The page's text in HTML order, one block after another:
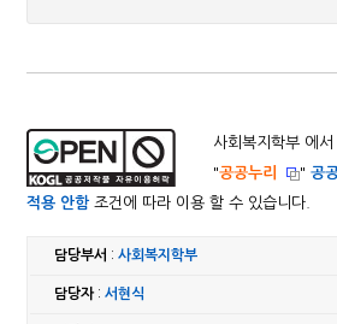
사회복지학부 에
"공공누리 "공
적용 안함조건에 따라 이용 할 수 있습니다.
담당부서 :사회복지학부
담당자:서현식